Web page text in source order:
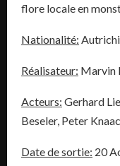
flore locale en
Nationalité:
Réalisateur: Marvin
Acteurs: Gerhard
Beseler, Peter
Date de sortie: 20